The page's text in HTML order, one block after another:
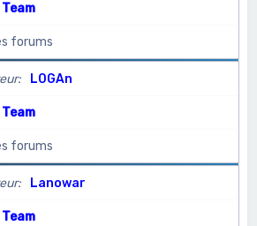
Team
forums
L0GAn
Team
forums
Lanowar
Team